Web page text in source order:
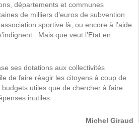
départements et communes
de milliers d’euros de subvention
sportive là, ou encore à l’aide
: Mais que veut l’Etat en
ses dotations aux collectivités
de faire réagir les citoyens à coup de
utiles que de chercher à faire
inutiles…
Michel Giraud